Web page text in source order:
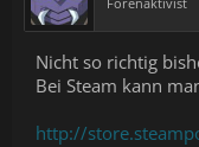
Nicht so richtig
Bei Steam kann
http://